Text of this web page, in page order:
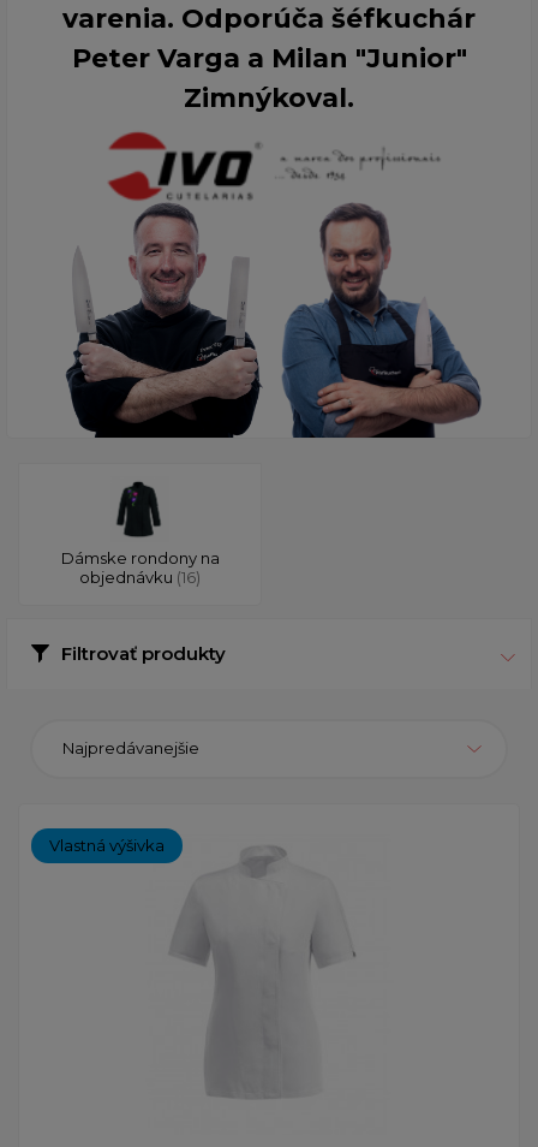
varenia. Odporúča šéfkuchár
Peter Varga a Milan "Junior"
Zimnýkoval.
Dámske rondony na
objednávku (16)
Filtrovať produkty
Najpredávanejšie
Vlastná výšivka